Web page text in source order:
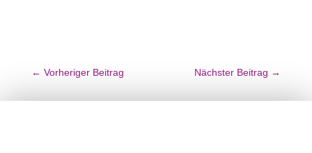
← Vorheriger Beitrag Nächster Beitrag →